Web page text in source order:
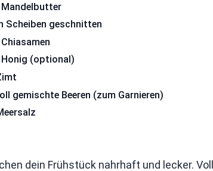
Scheiben geschnitten
(optional)
gemischte Beeren (zum Garnieren)
dein Frühstück nahrhaft und lecker.